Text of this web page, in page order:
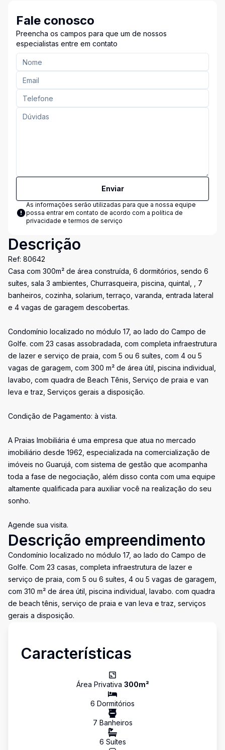
Fale conosco
Preencha os campos para que um de nossos
especialistas entre em contato
Enviar
As informações serão utilizadas para que a nossa equipe
possa entrar em contato de acordo com a política de
privacidade e termos de serviço
Descrição
Ref: 80642
Casa com 300m² de área construída, 6 dormitórios, sendo 6
suítes, sala 3 ambientes, Churrasqueira, piscina, quintal, , 7
banheiros, cozinha, solarium, terraço, varanda, entrada lateral
e 4 vagas de garagem descobertas.
Condomínio localizado no módulo 17, ao lado do Campo de
Golfe. com 23 casas assobradada, com completa infraestrutura
de lazer e serviço de praia, com 5 ou 6 suítes, com 4 ou 5
vagas de garagem, com 300 m² de área útil, piscina individual,
lavabo, com quadra de Beach Tênis, Serviço de praia e van
leva e traz, Serviços gerais a disposição.
Condição de Pagamento: à vista.
A Praias Imobiliária é uma empresa que atua no mercado
imobiliário desde 1962, especializada na comercialização de
imóveis no Guarujá, com sistema de gestão que acompanha
toda a fase de negociação, além disso conta com uma equipe
altamente qualificada para auxiliar você na realização do seu
sonho.
Agende sua visita.
Descrição empreendimento
Condomínio localizado no módulo 17, ao lado do Campo de
Golfe. Com 23 casas, completa infraestrutura de lazer e
serviço de praia, com 5 ou 6 suítes, 4 ou 5 vagas de garagem,
com 310 m² de área útil, piscina individual, lavabo. com quadra
de beach tênis, serviço de praia e van leva e traz, serviços
gerais a disposição.
Características
Área Privativa 300m²
6 Dormitórios
7 Banheiros
6 Suítes